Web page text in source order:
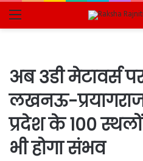
Menu
अब 3डी मेटावर्स
लखनऊ-
प्रदेश के 100
भी होगा संभव